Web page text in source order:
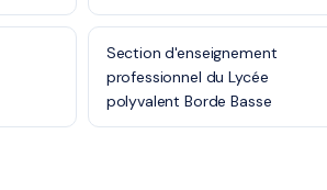
Section d'enseignement
professionnel du Lycée
polyvalent Borde Basse